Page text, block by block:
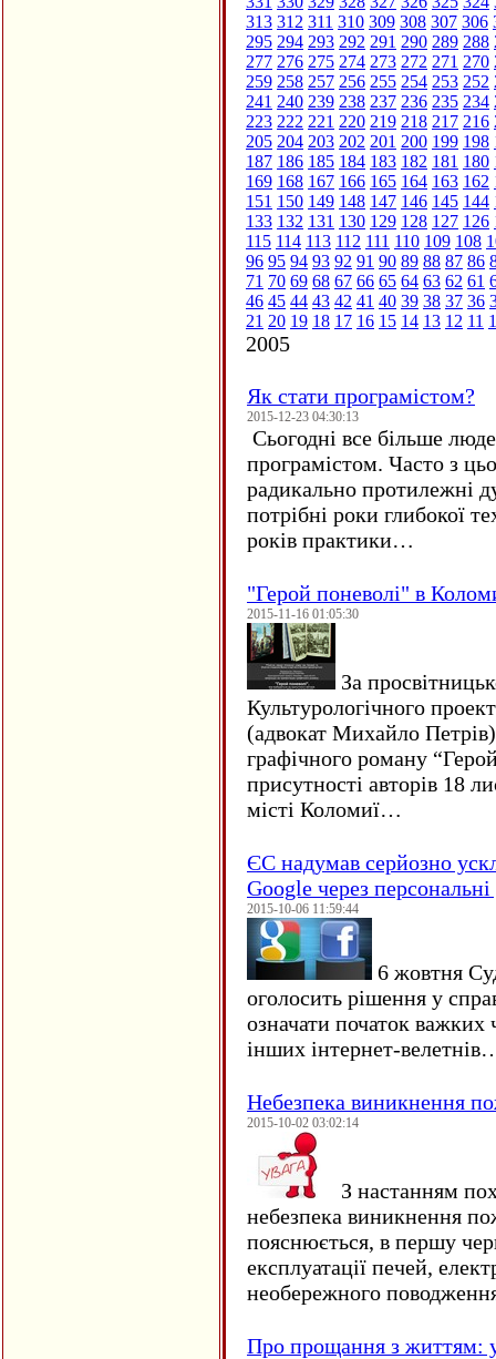
313 312 311 310 309 308 307 306
295 294 293 292 291 290 289 288
277 276 275 274 273 272 271 270
259 258 257 256 255 254 253 252
241 240 239 238 237 236 235 234
223 222 221 220 219 218 217 216
205 204 203 202 201 200 199 198
187 186 185 184 183 182 181 180
169 168 167 166 165 164 163 162
151 150 149 148 147 146 145 144
133 132 131 130 129 128 127 126
115 114 113 112 111 110 109 108
96 95 94 93 92 91 90 89 88 87 86
71 70 69 68 67 66 65 64 63 62 61
46 45 44 43 42 41 40 39 38 37 36
21 20 19 18 17 16 15 14 13 12 11
2005
Як стати програмістом?
2015-12-23 04:30:13
Сьогодні все більше
програмістом. Часто з
радикально протилежні
потрібні роки глибокої
років практики…
"Герой поневолі" в
2015-11-16 01:05:30
За
Культурологічного
(адвокат Михайло
графічного роману
присутності авторів 18
місті Коломиї…
ЄC надумав серйозно
Google через персональні
2015-10-06 11:59:44
6 жовтня
оголосить рішення у
означати початок важких
інших інтернет-
Небезпека виникнення
2015-10-02 03:02:14
З настанням
небезпека виникнення
пояснюється, в першу
експлуатації печей,
необережного
Про прощання з життям: